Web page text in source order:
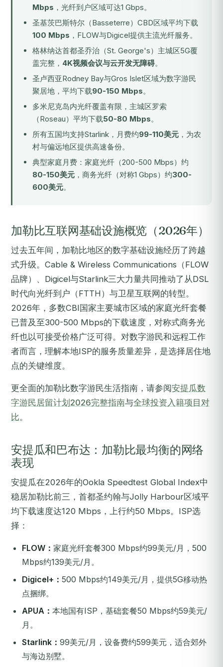
Mbps ，光纤到户区域可达1 Gbps。
圣基茨巴斯特尔（Basseterre）CBD区域平均下载
100 Mbps ，FLOW与Digicel提供主流光纤服务。
格林纳达首都圣乔治（St. George's）主城区5G覆
盖完整， 4K视频会议与云开发无障碍。
圣卢西亚Rodney Bay与Gros Islet区域为数字游民
聚居地，平均下载90-150 Mbps。
多米尼克岛内光纤覆盖有限，主城区罗索
（Roseau）平均下载50-80 Mbps。
所有五国均支持Starlink，月费约99-110美元 ，为农
村与偏远地区提供高速备份。
典型家庭月费：家庭光纤（200-500 Mbps）约
80-150美元 ，商务光纤（对称1 Gbps）约300-
600美元。
加勒比互联网基础设施概览（2026年）
过去五年间，加勒比地区的数字基础设施经历了跨越
式升级。Cable & Wireless Communications（FLOW
品牌）、Digicel与Starlink三大力量共同推动了从DSL
时代向光纤到户（FTTH）与卫星互联网的转型。
2026年，多数CBI国家主要城市区域的家庭光纤套餐
已普及至300-500 Mbps的下载速度，对称式商务光
纤也以可接受价格广泛可得。对数字游民和远程工作
者而言，理解本地ISP的服务质量差异，是选择居住地
点的关键维度。
更全面的加勒比数字游民生活指南，请参阅安提瓜数
字游民居留计划2026完整指南与全球投资入籍项目对
比。
安提瓜和巴布达：加勒比最均衡的网络
表现
安提瓜在2026年的Ookla Speedtest Global Index中
稳居加勒比前三，首都圣约翰与Jolly Harbour区域平
均下载速度达120 Mbps，上行约50 Mbps。ISP选
择：
FLOW： 家庭光纤套餐300 Mbps约99美元/月，500
Mbps约139美元/月。
Digicel+： 500 Mbps约149美元/月，提供5G移动热
点捆绑。
APUA： 本地国有ISP，基础套餐50 Mbps约59美元/
月。
Starlink： 99美元/月，设备费约599美元，适合郊外
与海边别墅。